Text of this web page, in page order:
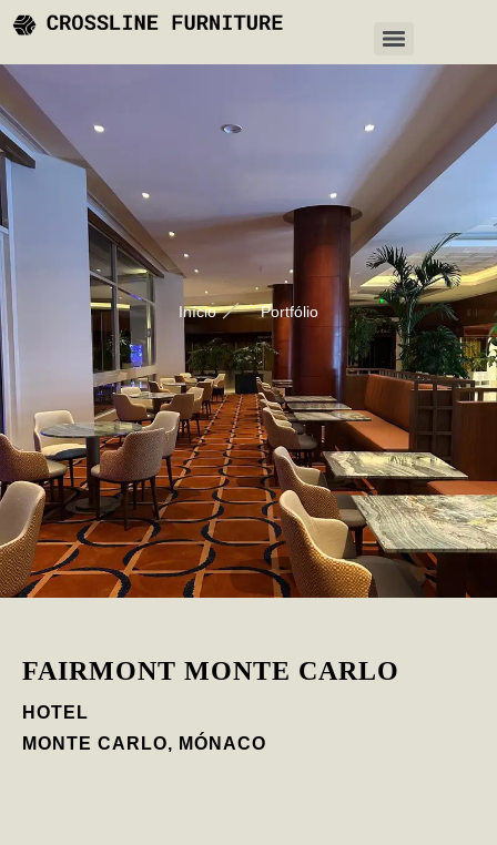
Início Portfólio
FAIRMONT MONTE CARLO
HOTEL
MONTE CARLO, MÓNACO